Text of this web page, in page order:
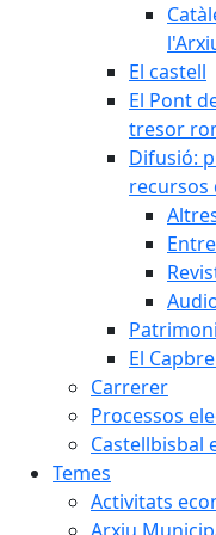
El castell
El Pont
tresor
Difusió:
recursos
El
Carrerer
Processos
Castellbisbal
Temes
Activitats